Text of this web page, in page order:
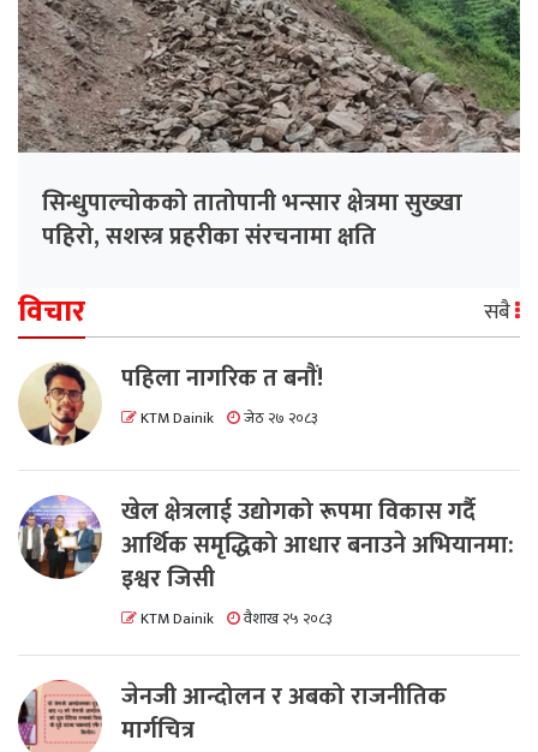
सिन्धुपाल्चोकको तातोपानी भन्सार क्षेत्रमा सुख्खा
पहिरो, सशस्त्र प्रहरीका संरचनामा क्षति
विचार सबै
पहिला नागरिक त बनाैं!
KTM Dainik जेठ २७ २०८३
खेल क्षेत्रलाई उद्योगको रूपमा विकास गर्दै
आर्थिक समृद्धिको आधार बनाउने अभियानमा:
इश्वर जिसी
KTM Dainik वैशाख २५ २०८३
जेनजी आन्दोलन र अबको राजनीतिक
मार्गचित्र